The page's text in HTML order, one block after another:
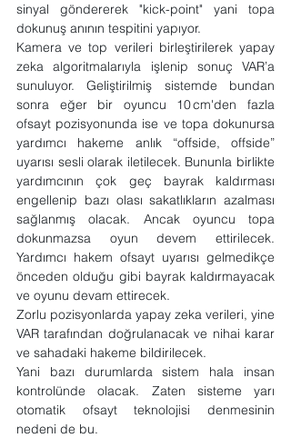
sinyal göndererek "kick-point" yani topa
dokunuş anının tespitini yapıyor.
Kamera ve top verileri birleştirilerek yapay
zeka algoritmalarıyla işlenip sonuç VAR’a
sunuluyor. Geliştirilmiş sistemde bundan
sonra eğer bir oyuncu 10 cm'den fazla
ofsayt pozisyonunda ise ve topa dokunursa
yardımcı hakeme anlık “offside, offside”
uyarısı sesli olarak iletilecek. Bununla birlikte
yardımcının çok geç bayrak kaldırması
engellenip bazı olası sakatlıkların azalması
sağlanmış olacak. Ancak oyuncu topa
dokunmazsa oyun devem ettirilecek.
Yardımcı hakem ofsayt uyarısı gelmedikçe
önceden olduğu gibi bayrak kaldırmayacak
ve oyunu devam ettirecek.
Zorlu pozisyonlarda yapay zeka verileri, yine
VAR tarafından doğrulanacak ve nihai karar
ve sahadaki hakeme bildirilecek.
Yani bazı durumlarda sistem hala insan
kontrolünde olacak. Zaten sisteme yarı
otomatik ofsayt teknolojisi denmesinin
nedeni de bu.